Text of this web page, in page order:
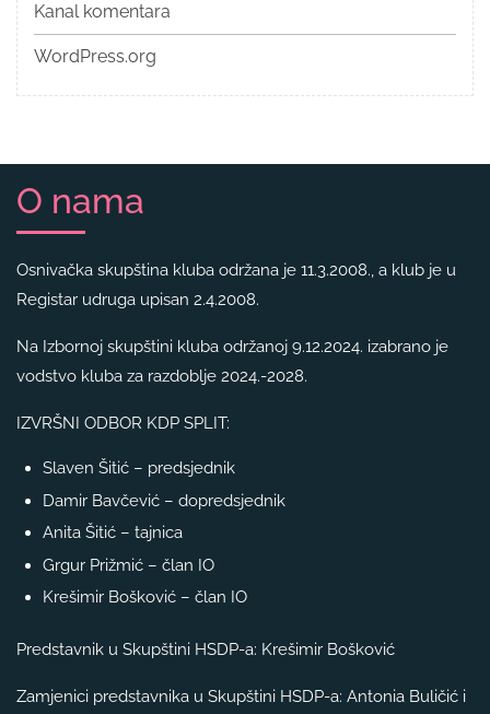
Kanal komentara
WordPress.org
O nama
Osnivačka skupština kluba održana je 11.3.2008., a klub je u
Registar udruga upisan 2.4.2008.
Na Izbornoj skupštini kluba održanoj 9.12.2024. izabrano je
vodstvo kluba za razdoblje 2024.-2028.
IZVRŠNI ODBOR KDP SPLIT:
Slaven Šitić – predsjednik
Damir Bavčević – dopredsjednik
Anita Šitić – tajnica
Grgur Prižmić – član IO
Krešimir Bošković – član IO
Predstavnik u Skupštini HSDP-a: Krešimir Bošković
Zamjenici predstavnika u Skupštini HSDP-a: Antonia Buličić i